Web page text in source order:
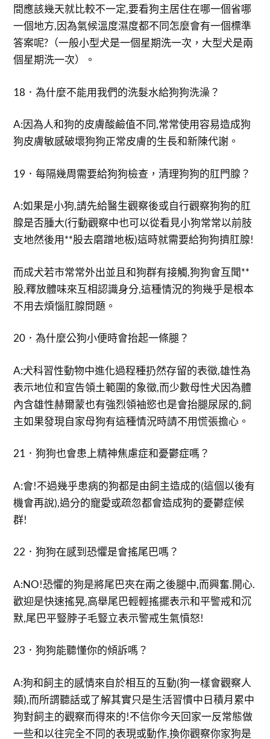
間應該幾天就比較不一定,要看狗主居住在哪一個省哪
一個地方,因為氣候溫度濕度都不同怎麼會有一個標準
答案呢?（一般小型犬是一個星期洗一次，大型犬是兩
個星期洗一次）。
18．為什麼不能用我們的洗髮水給狗狗洗澡？
A:因為人和狗的皮膚酸鹼值不同,常常使用容易造成狗
狗皮膚敏感破壞狗狗正常皮膚的生長和新陳代謝。
19．每隔幾周需要給狗狗檢查，清理狗狗的肛門腺？
A:如果是小狗,請先給醫生觀察後或自行觀察狗狗的肛
腺是否腫大(行動觀察中也可以從看見小狗常常以前肢
支地然後用**股去磨蹭地板)這時就需要給狗狗擠肛腺!
而成犬若市常常外出並且和狗群有接觸,狗狗會互聞**
股,釋放體味來互相認識身分,這種情況的狗幾乎是根本
不用去煩惱肛腺問題。
20．為什麼公狗小便時會抬起一條腿？
A:犬科習性動物中進化過程種扔然存留的表徵,雄性為
表示地位和宣告領土範圍的象徵,而少數母性犬因為體
內含雄性赫爾蒙也有強烈領袖慾也是會抬腿尿尿的,飼
主如果發現自家母狗有這種情況時請不用慌張擔心。
21．狗狗也會患上精神焦慮症和憂鬱症嗎？
A:會!不過幾乎患病的狗都是由飼主造成的(這個以後有
機會再說),過分的寵愛或疏忽都會造成狗的憂鬱症候
群!
22．狗狗在感到恐懼是會搖尾巴嗎？
A:NO!恐懼的狗是將尾巴夾在兩之後腿中,而興奮.開心.
歡迎是快速搖晃,高舉尾巴輕輕搖擺表示和平警戒和沉
默,尾巴平豎脖子毛豎立表示警戒生氣憤怒!
23．狗狗能聽懂你的傾訴嗎？
A:狗和飼主的感情來自於相互的互動(狗一樣會觀察人
類),而所謂聽話或了解其實只是生活習慣中日積月累中
狗對飼主的觀察而得來的!不信你今天回家一反常態做
一些和以往完全不同的表現或動作,換你觀察你家狗是